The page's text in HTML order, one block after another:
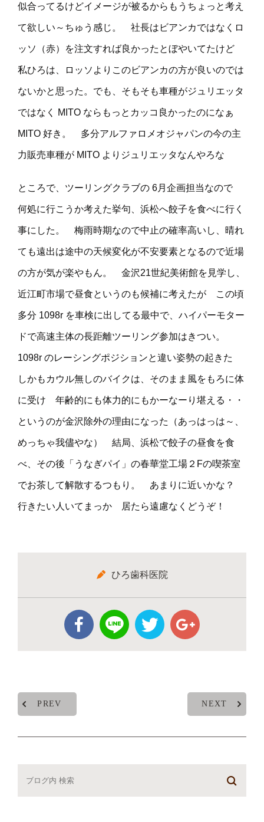
似合ってるけどイメージが被るからもうちょっと考え
て欲しい～ちゅう感じ。 社長はビアンカではなくロ
ッソ（赤）を注文すれば良かったとぼやいてたけど
私ひろは、ロッソよりこのビアンカの方が良いのでは
ないかと思った。でも、そもそも車種がジュリエッタ
ではなく MITO ならもっとカッコ良かったのになぁ
MITO 好き。 多分アルファロメオジャパンの今の主
力販売車種が MITO よりジュリエッタなんやろな
ところで、ツーリングクラブの 6月企画担当なので
何処に行こうか考えた挙句、浜松へ餃子を食べに行く
事にした。 梅雨時期なので中止の確率高いし、晴れ
ても遠出は途中の天候変化が不安要素となるので近場
の方が気が楽やもん。 金沢21世紀美術館を見学し、
近江町市場で昼食というのも候補に考えたが この頃
多分 1098r を車検に出してる最中で、ハイパーモター
ドで高速主体の長距離ツーリング参加はきつい。
1098r のレーシングポジションと違い姿勢の起きた
しかもカウル無しのバイクは、そのまま風をもろに体
に受け 年齢的にも体力的にもかーなーり堪える・・
というのが金沢除外の理由になった（あっはっは～、
めっちゃ我儘やな） 結局、浜松で餃子の昼食を食
べ、その後「うなぎパイ」の春華堂工場２Fの喫茶室
でお茶して解散するつもり。 あまりに近いかな？
行きたい人いてまっか 居たら遠慮なくどうぞ！
ひろ歯科医院
PREV NEXT